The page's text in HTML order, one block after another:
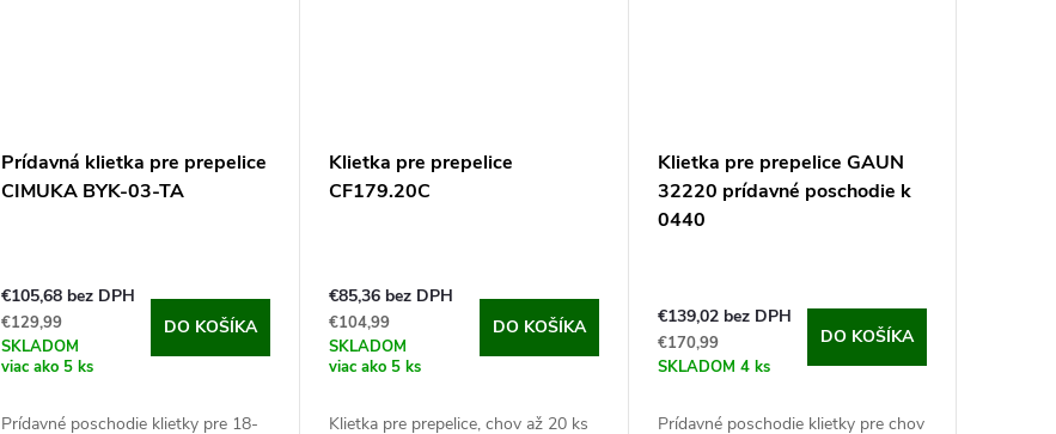
Prídavná klietka pre prepelice
CIMUKA BYK-03-TA
€105,68 bez DPH
€129,99
SKLADOM
viac ako 5 ks
DO KOŠÍKA
Prídavné poschodie klietky pre 18-
Klietka pre prepelice
CF179.20C
€85,36 bez DPH
€104,99
SKLADOM
viac ako 5 ks
DO KOŠÍKA
Klietka pre prepelice, chov až 20 ks
Klietka pre prepelice GAUN
32220 prídavné poschodie k
0440
€139,02 bez DPH
€170,99
SKLADOM 4 ks
DO KOŠÍKA
Prídavné poschodie klietky pre chov